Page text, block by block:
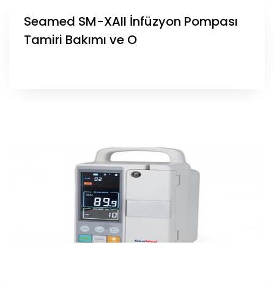
Seamed SM-XAII İnfüzyon Pompası
Tamiri Bakımı ve O